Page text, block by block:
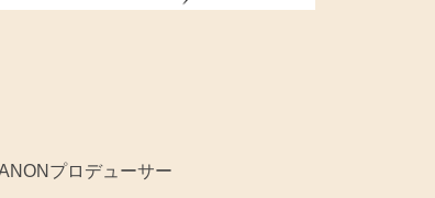
プロデューサー